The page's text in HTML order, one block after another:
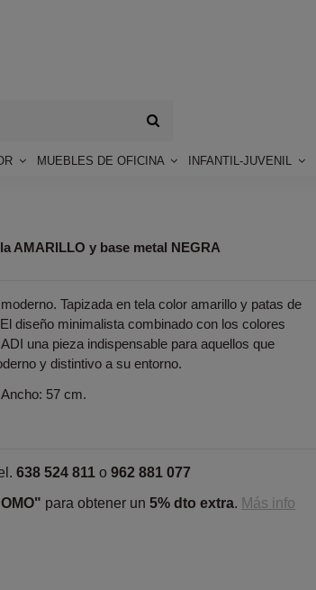
MUEBLES DE OFICINA INFANTIL-JUVENIL
AMARILLO y base metal NEGRA
Tapizada en tela color amarillo y patas de
diseño minimalista combinado con los colores
una pieza indispensable para aquellos que
y distintivo a su entorno.
57 cm.
638 524 811 o 962 881 077
para obtener un 5% dto extra. Más info